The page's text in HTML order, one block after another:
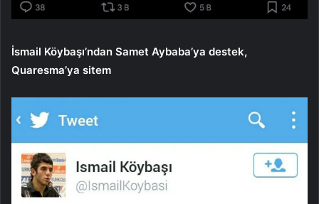
İsmail Köybaşı’ndan Samet Aybaba’ya destek,
Quaresma’ya sitem